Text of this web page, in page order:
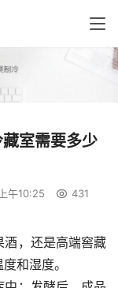
室需要多少
午10:25 431
，还是高端窖藏
和湿度。